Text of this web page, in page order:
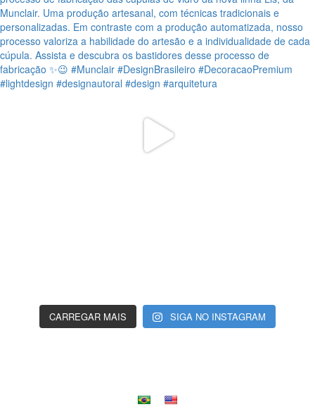
CARREGAR MAIS SIGA NO INSTAGRAM